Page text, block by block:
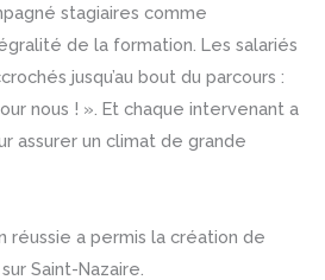
stagiaires comme
de la formation. Les salariés
jusqu’au bout du parcours :
nous ! ». Et chaque intervenant a
assurer un climat de grande
a permis la création de
Saint-Nazaire.